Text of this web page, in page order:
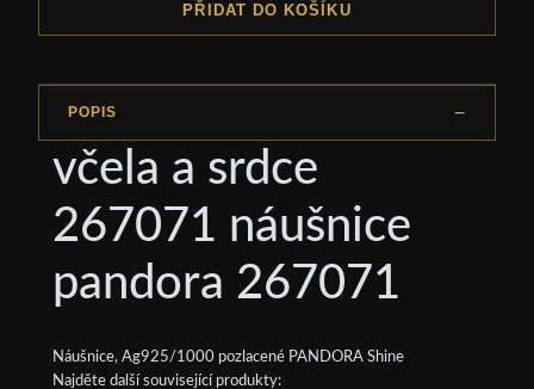
PŘIDAT DO KOŠÍKU
POPIS
včela a srdce
267071 náušnice
pandora 267071
Náušnice, Ag925/1000 pozlacené PANDORA Shine
Najděte další související produkty: